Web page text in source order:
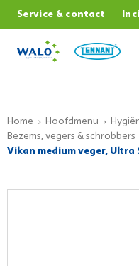
Service & contact
Home Hoofdmenu
Bezems, vegers & schrobbers
Vikan medium veger, Ultra